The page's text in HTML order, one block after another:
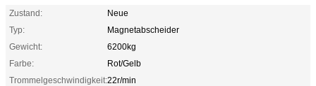
Zustand:
Neue
Typ:
Magnetabscheider
Gewicht:
6200kg
Farbe:
Rot/Gelb
Trommelgeschwindigkeit:22r/min